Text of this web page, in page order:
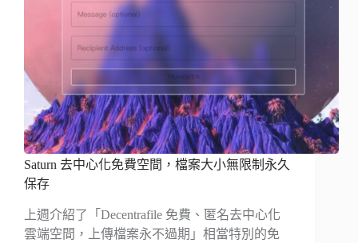
Saturn 去中心化免費空間，檔案大小無限制永久
保存
上週介紹了「Decentrafile 免費、匿名去中心化
雲端空間，上傳檔案永不過期」相當特別的免